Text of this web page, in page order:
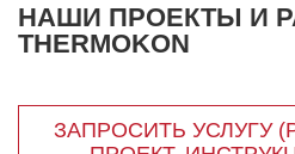
НАШИ ПРОЕКТЫ И
THERMOKON
ЗАПРОСИТЬ УСЛУГУ